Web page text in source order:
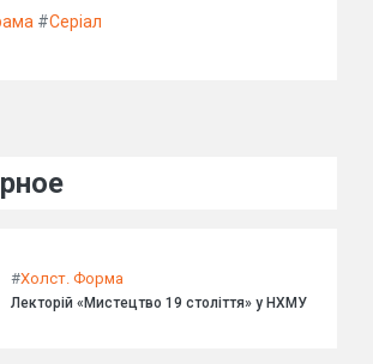
#Серіал
#Холст. Форма
Лекторій «Мистецтво 19 століття» у НХМУ